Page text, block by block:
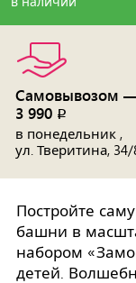
Самовывозом
3 990 p
в понедельник ,
ул. Тверитина, 34/
Постройте
башни в
набором
детей.